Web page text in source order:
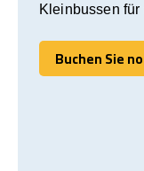
Kleinbussen
Buchen Sie
Buchen Sie